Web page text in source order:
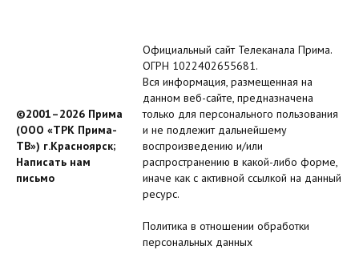
©2001–2026 Прима
(ООО «ТРК Прима-
ТВ») г.Красноярск;
Написать нам
письмо
Официальный сайт Телеканала Прима.
ОГРН 1022402655681.
Вся информация, размещенная на
данном веб-сайте, предназначена
только для персонального пользования
и не подлежит дальнейшему
воспроизведению и/или
распространению в какой-либо форме,
иначе как с активной ссылкой на данный
ресурс.
Политика в отношении обработки
персональных данных